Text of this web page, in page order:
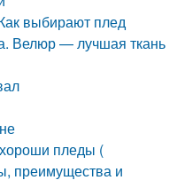
выбирают плед
Велюр — лучшая ткань
пледы (
преимущества и